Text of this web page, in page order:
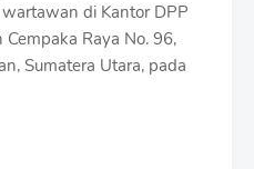
wartawan di Kantor DPP
Raya No. 96,
Sumatera Utara, pada